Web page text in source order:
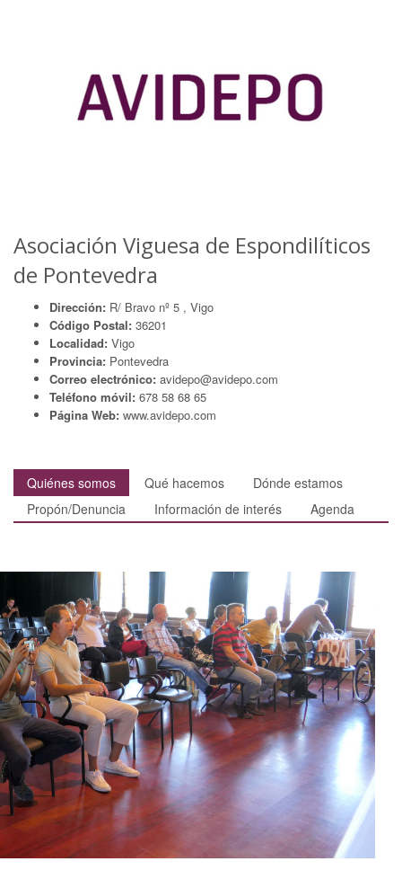
Asociación Viguesa de Espondilíticos
de Pontevedra
Dirección: R/ Bravo nº 5 , Vigo
Código Postal: 36201
Localidad: Vigo
Provincia: Pontevedra
Correo electrónico: avidepo@avidepo.com
Teléfono móvil: 678 58 68 65
Página Web: www.avidepo.com
Quiénes somos Qué hacemos
Dónde estamos
Propón/Denuncia
Información de interés Agenda